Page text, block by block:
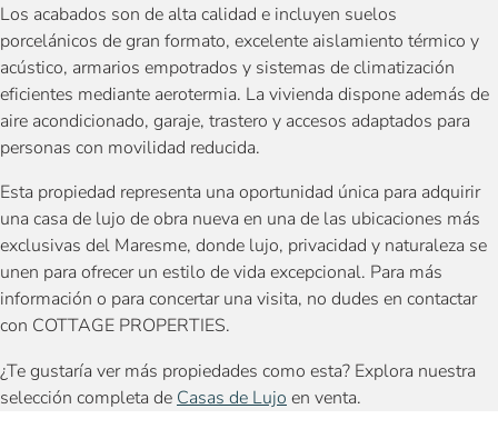
Los acabados son de alta calidad e incluyen suelos
porcelánicos de gran formato, excelente aislamiento térmico y
acústico, armarios empotrados y sistemas de climatización
eficientes mediante aerotermia. La vivienda dispone además de
aire acondicionado, garaje, trastero y accesos adaptados para
personas con movilidad reducida.
Esta propiedad representa una oportunidad única para adquirir
una casa de lujo de obra nueva en una de las ubicaciones más
exclusivas del Maresme, donde lujo, privacidad y naturaleza se
unen para ofrecer un estilo de vida excepcional. Para más
información o para concertar una visita, no dudes en contactar
con COTTAGE PROPERTIES.
¿Te gustaría ver más propiedades como esta? Explora nuestra
selección completa de Casas de Lujo en venta.